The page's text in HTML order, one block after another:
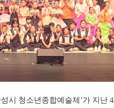
시 청소년종합예술제 ’가 지난 4